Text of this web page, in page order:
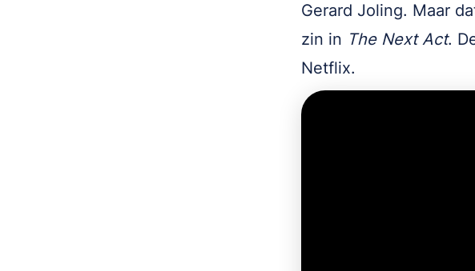
Gerard Joling. Maar
zin in The Next Act.
Netflix.